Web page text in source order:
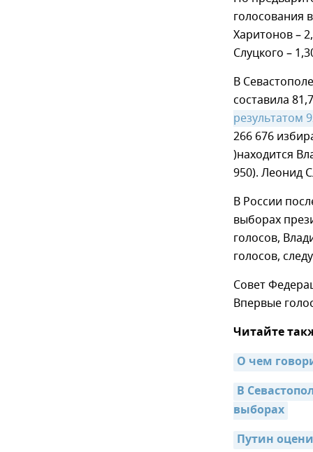
голосования
Харитонов –
Слуцкого –
В
составила
результатом
266 676
)находится
950). Леонид
В России
выборах
голосов,
голосов,
Совет
Впервые
Читайте
О чем
В
выборах
Путин